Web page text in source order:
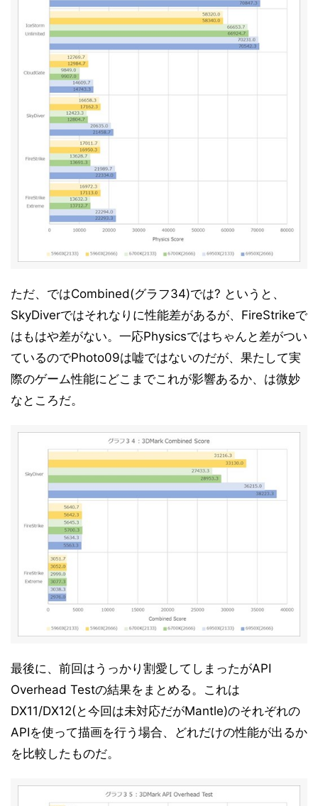
ただ、ではCombined(グラフ34)では? というと、
SkyDiverではそれなりに性能差があるが、FireStrikeで
はもはや差がない。一応Physicsではちゃんと差がつい
ているのでPhoto09は嘘ではないのだが、果たして実
際のゲーム性能にどこまでこれが影響あるか、は微妙
なところだ。
最後に、前回はうっかり割愛してしまったがAPI
Overhead Testの結果をまとめる。これは
DX11/DX12(と今回は未対応だがMantle)のそれぞれの
APIを使って描画を行う場合、どれだけの性能が出るか
を比較したものだ。